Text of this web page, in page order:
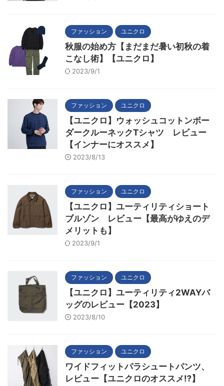
ファッション ユニクロ
秋服の始め方【まだまだ暑い初秋の着
こなし術】【ユニクロ】
2023/9/1
ファッション ユニクロ
【ユニクロ】ウォッシュコットンボー
ダークルーネックTシャツ レビュー
【インナーにオススメ】
2023/8/13
ファッション ユニクロ
【ユニクロ】ユーティリティショート
ブルゾン レビュー【最高がゆえのデ
メリットも】
2023/9/1
ファッション ユニクロ
【ユニクロ】ユーティリティ2WAYバ
ッグのレビュー【2023】
2023/8/10
ファッション ユニクロ
ワイドフィットパラシュートパンツ、
レビュー【ユニクロのオススメ⁉】